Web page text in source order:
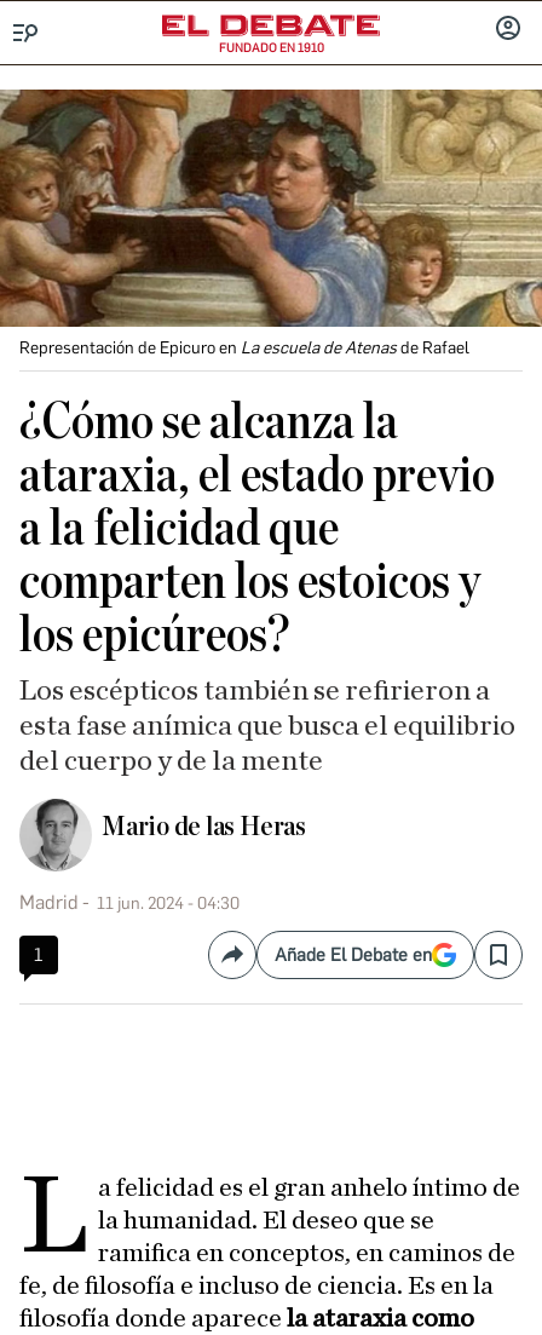
FUNDADO EN 1910
Representación de Epicuro en La escuela de Atenasde Rafael
¿Cómo se alcanza la
ataraxia, el estado previo
a la felicidad que
comparten los estoicos y
los epicúreos?
Los escépticos también se refirieron a
esta fase anímica que busca el equilibrio
del cuerpo y de la mente
Mario de las Heras
Madrid 11 jun. 2024 - 04:30
1 CompartirAñade El Debate en Save
L a felicidad es el gran anhelo íntimo de
la humanidad. El deseo que se
ramifica en conceptos, en caminos de
fe, de filosofía e incluso de ciencia. Es en la
filosofía donde aparece la ataraxia como